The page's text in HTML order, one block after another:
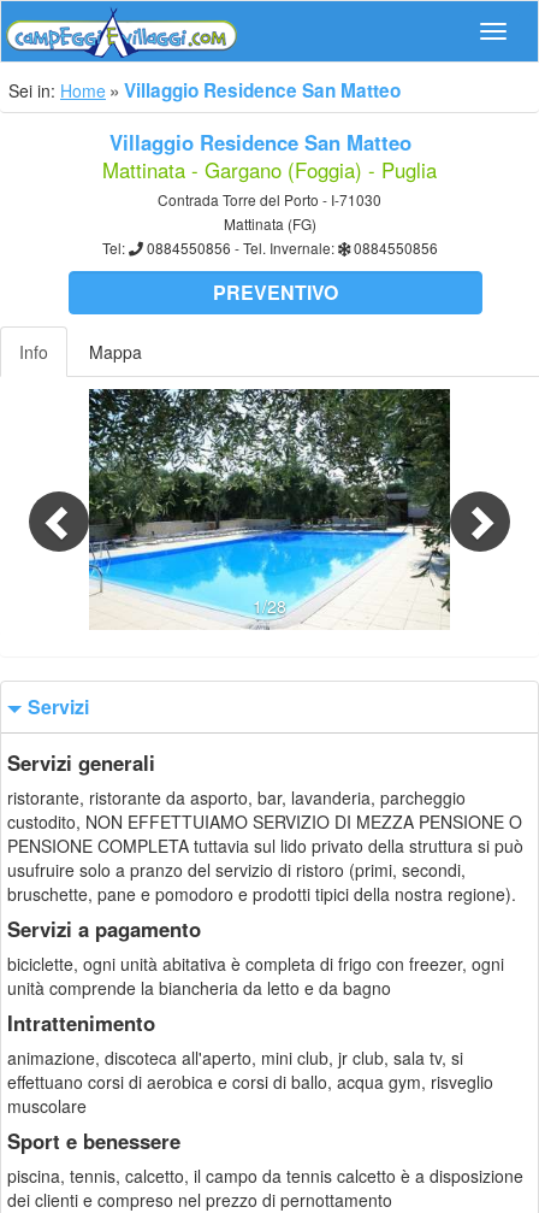
Sei in: Home Villaggio Residence San Matteo
Villaggio Residence San Matteo
Mattinata - Gargano (Foggia) - Puglia
Contrada Torre del Porto - I-71030
Mattinata (FG)
Tel:
0884550856 - Tel. Invernale: 0884550856
PREVENTIVO
Info Mappa
1/28
Previous
Servizi
Servizi generali
ristorante, ristorante da asporto, bar, lavanderia, parcheggio
custodito, NON EFFETTUIAMO SERVIZIO DI MEZZA PENSIONE O
PENSIONE COMPLETA tuttavia sul lido privato della struttura si può
usufruire solo a pranzo del servizio di ristoro (primi, secondi,
bruschette, pane e pomodoro e prodotti tipici della nostra regione).
Servizi a pagamento
biciclette, ogni unità abitativa è completa di frigo con freezer, ogni
unità comprende la biancheria da letto e da bagno
Intrattenimento
animazione, discoteca all'aperto, mini club, jr club, sala tv, si
effettuano corsi di aerobica e corsi di ballo, acqua gym, risveglio
muscolare
Sport e benessere
piscina, tennis, calcetto, il campo da tennis calcetto è a disposizione
dei clienti e compreso nel prezzo di pernottamento